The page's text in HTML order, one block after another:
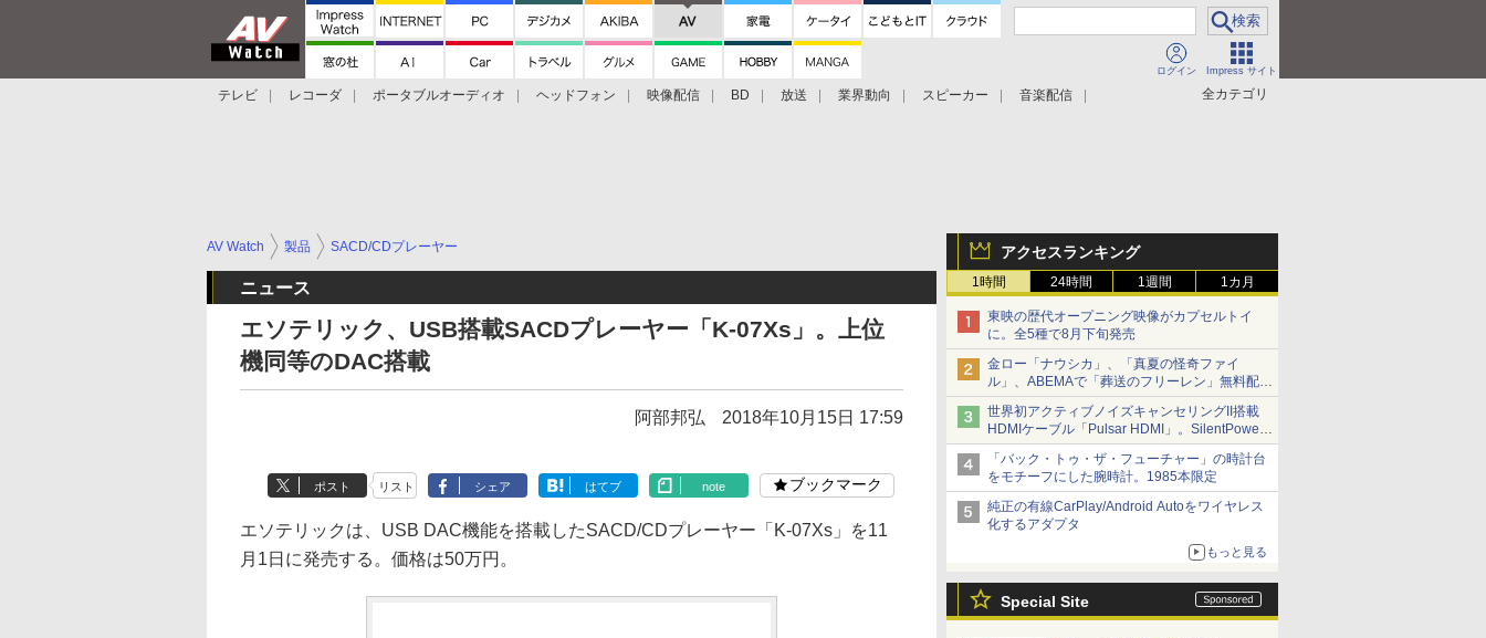
ログイン Impress サイト
全カテゴリ
テレビ レコーダ ポータブルオーディオ ヘッドフォン 映像配信 BD 放送 業界動向 スピーカー
音楽配信
アクセスランキング
1時間 24時間 1週間 1カ月
東映の歴代オープニング映像がカプセルトイ
に。全5種で8月下旬発売
金ロー「ナウシカ」、「真夏の怪奇ファイ
ル」、ABEMAで「葬送のフリーレン」無料配信
など。夏の特番・配信情報
世界初アクティブノイズキャンセリングII搭載
HDMIケーブル「Pulsar HDMI」。SilentPower
から
「バック・トゥ・ザ・フューチャー」の時計台
をモチーフにした腕時計。1985本限定
純正の有線CarPlay/Android Autoをワイヤレス
化するアダプタ
もっと見る
Special Site
AV Watch 製品 SACD/CDプレーヤー
ニュース
エソテリック、USB搭載SACDプレーヤー「K-07Xs」。上位
機同等のDAC搭載
阿部邦弘 2018年10月15日 17:59
ポスト リスト シェア はてブ note ブックマーク
エソテリックは、USB DAC機能を搭載したSACD/CDプレーヤー「K-07Xs」を11
月1日に発売する。価格は50万円。